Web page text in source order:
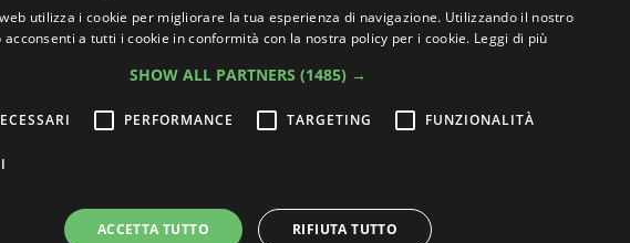
Moquette Centrale Posteriore BMW F20
Tappeto Pavimento
utilizza i cookie per migliorare la tua esperienza di navigazione. Utilizzando il nostro
acconsenti a tutti i cookie in conformità con la nostra policy per i cookie. Leggi di più
SHOW ALL PARTNERS (1485) →
PERFORMANCE TARGETING FUNZIONALITÀ
ACCETTA TUTTO RIFIUTA TUTTO